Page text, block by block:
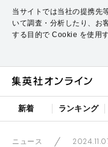
当サイトでは当社の提携先
いて調査・分析したり、お
する目的で Cookie を使用
新着 ランキング
ニュース